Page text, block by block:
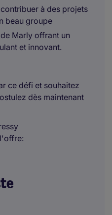
à des projets
beau groupe
Marly offrant un
et innovant.
ce défi et souhaitez
dès maintenant